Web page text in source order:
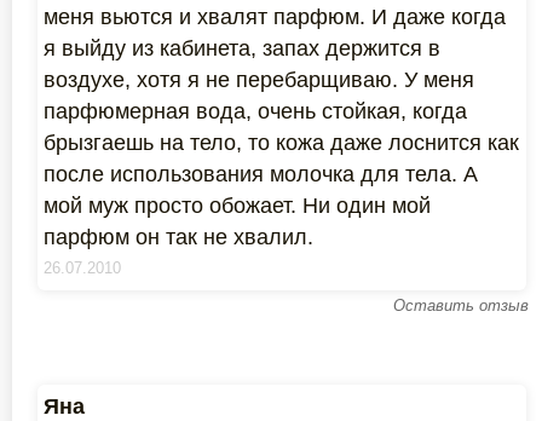
меня вьются и хвалят парфюм. И даже когда
я выйду из кабинета, запах держится в
воздухе, хотя я не перебарщиваю. У меня
парфюмерная вода, очень стойкая, когда
брызгаешь на тело, то кожа даже лоснится как
после использования молочка для тела. А
мой муж просто обожает. Ни один мой
парфюм он так не хвалил.
26.07.2010
Оставить отзыв
Яна